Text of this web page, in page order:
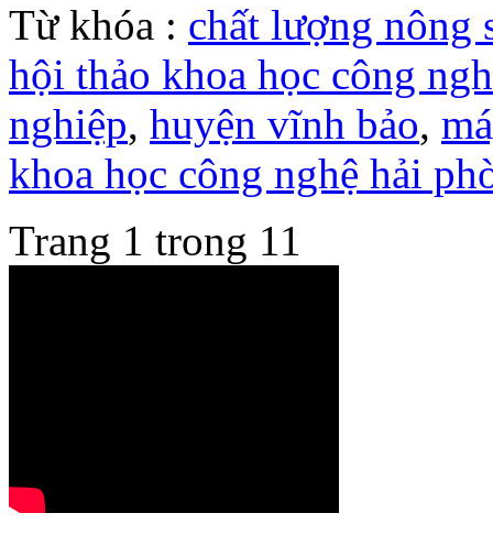
Từ khóa : chất lượng nông
hội thảo khoa học công
nghiệp, huyện vĩnh bảo,
khoa học công nghệ hải
Trang 1 trong 11